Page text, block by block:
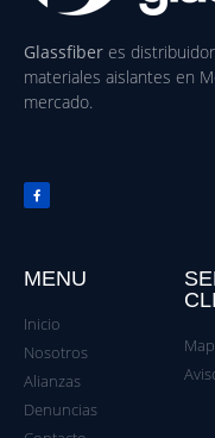
Glassfiber es
materiales aislantes en
mercado.
MENU
Inicio
Nosotros
Alianzas
Denuncias